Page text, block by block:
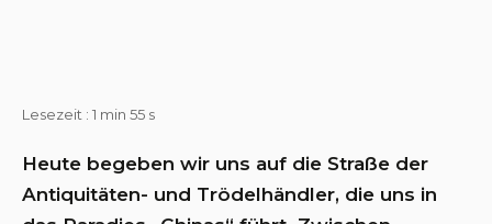
Lesezeit : 1 min 55 s
Heute begeben wir uns auf die Straße der
Antiquitäten- und Trödelhändler, die uns in